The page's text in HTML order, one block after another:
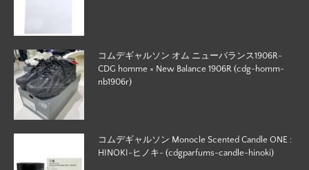
コムデギャルソン オム ニューバランス1906R-
CDG homme × New Balance 1906R (cdg-homm-
nb1906r)
コムデギャルソン Monocle Scented Candle ONE :
HINOKI-ヒノキ- (cdgparfums-candle-hinoki)